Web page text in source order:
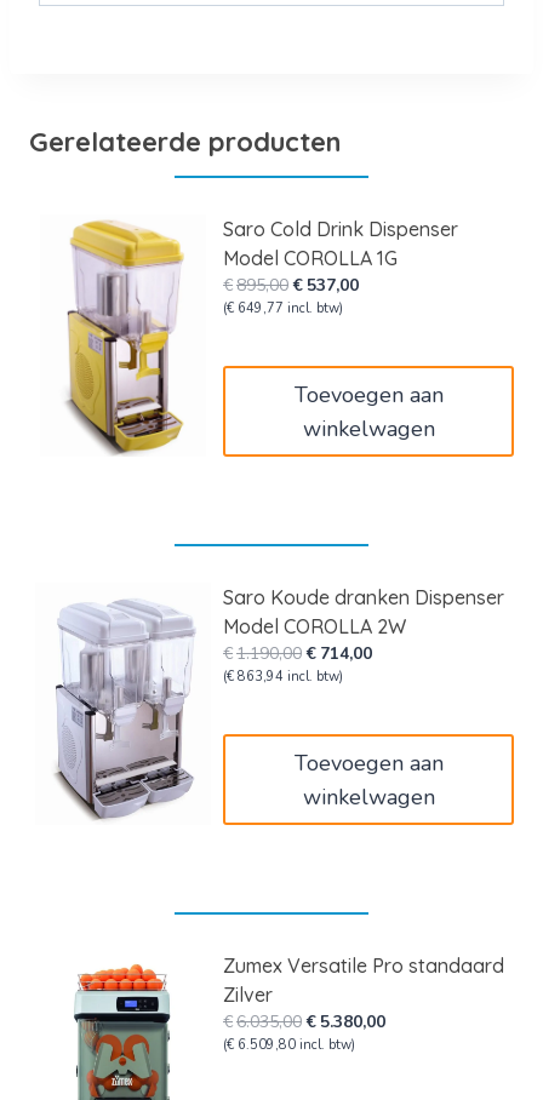
Gerelateerde producten
Saro Cold Drink Dispenser
Model COROLLA 1G
€895,00Oorspronkelijke
prijs
€ 537,00Huidige
(€ 649,77 incl. btw)
Toevoegen aan
winkelwagen
Saro Koude dranken Dispenser
Model COROLLA 2W
€1.190,00Oorspronkelijke
prijs
€ 714,00Huidige
(€ 863,94 incl. btw)
Toevoegen aan
winkelwagen
Zumex Versatile Pro standaard
Zilver
€6.035,00Oorspronkelijke
prijs
€ 5.380,00Huidige
(€ 6.509,80 incl. btw)